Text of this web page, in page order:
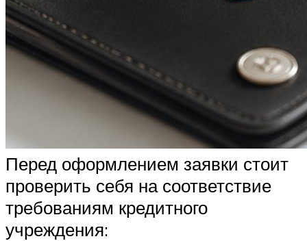
Перед оформлением заявки стоит
проверить себя на соответствие
требованиям кредитного
учреждения: